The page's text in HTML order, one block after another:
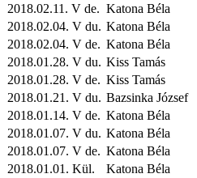
2018.02.11. V de. Katona Béla
2018.02.04. V du. Katona Béla
2018.02.04. V de. Katona Béla
2018.01.28. V du. Kiss Tamás
2018.01.28. V de. Kiss Tamás
2018.01.21. V du. Bazsinka József
2018.01.14. V de. Katona Béla
2018.01.07. V du. Katona Béla
2018.01.07. V de. Katona Béla
2018.01.01. Kül. Katona Béla